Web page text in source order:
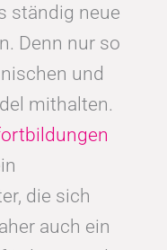
ständig neue
Denn nur so
und
mithalten.
die sich
auch ein